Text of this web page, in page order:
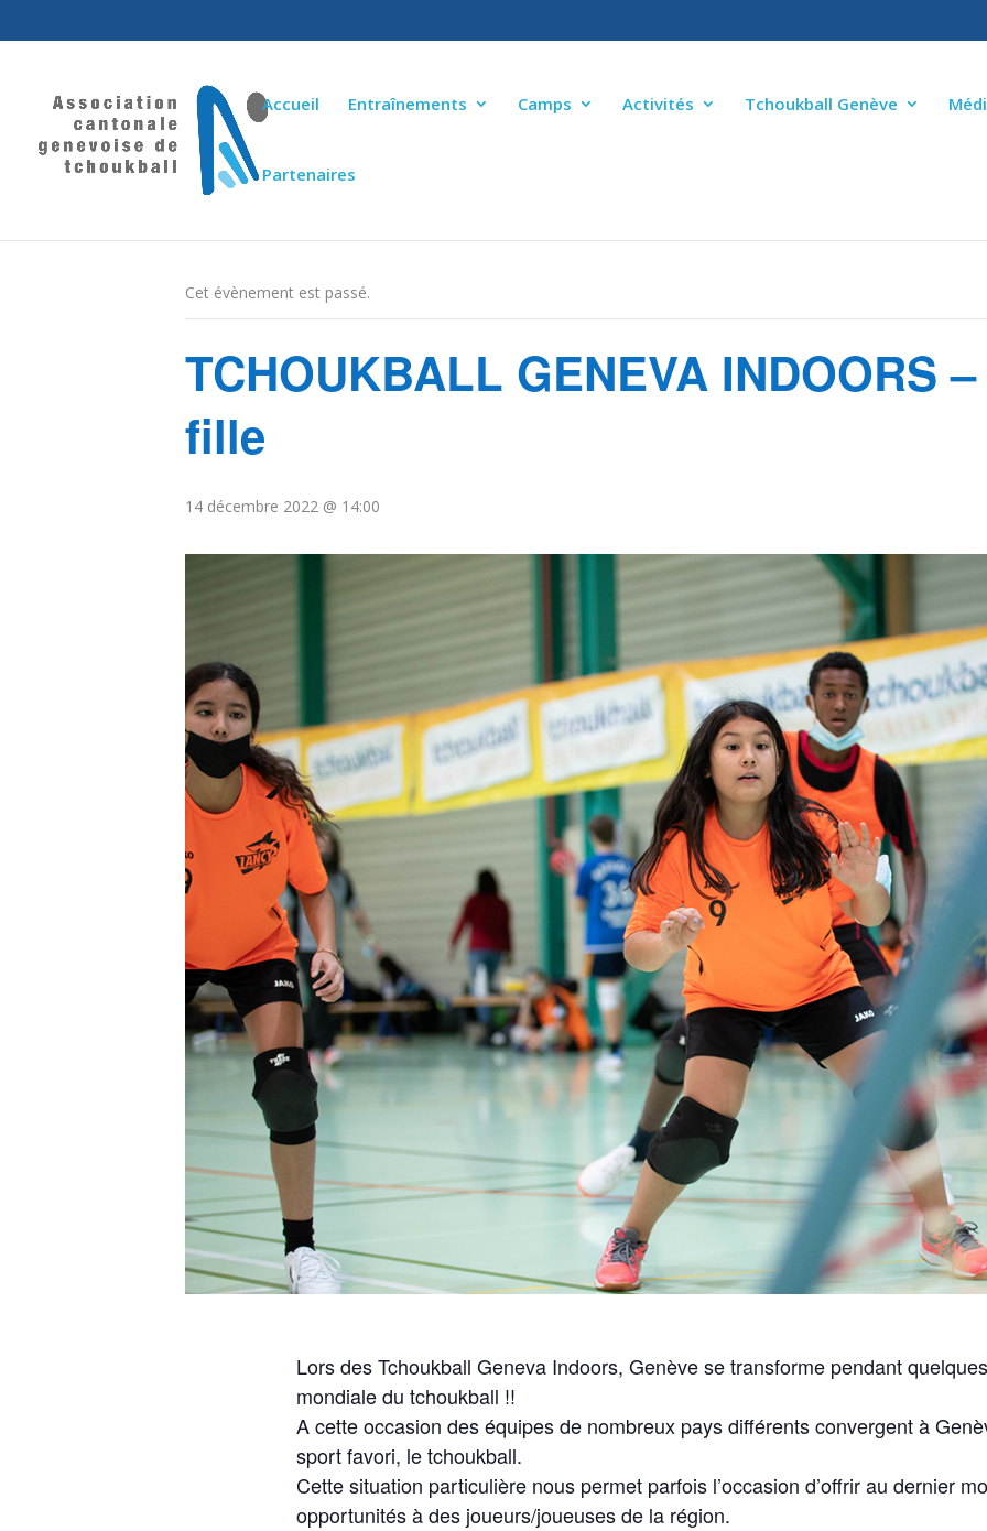
Accueil Entraînements Camps Activités Tchoukball Genève
Partenaires
Cet évènement est passé.
TCHOUKBALL GENEVA INDOORS
fille
14 décembre 2022 @ 14:00
Lors des Tchoukball Geneva Indoors, Genève se transforme pendant
mondiale du tchoukball !!
A cette occasion des équipes de nombreux pays différents convergent à
sport favori, le tchoukball.
Cette situation particulière nous permet parfois l’occasion d’offrir au dernier
opportunités à des joueurs/joueuses de la région.